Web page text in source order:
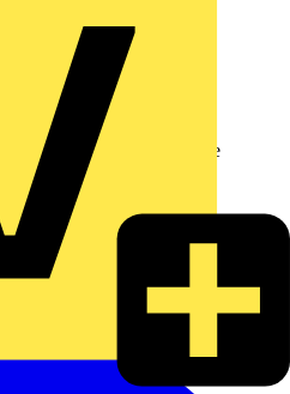
erhalten Sie stets aktuelle
Datenschutzerklärung